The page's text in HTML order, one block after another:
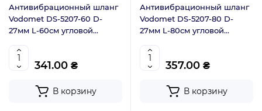
Антивибрационный шланг
Vodomet DS-5207-60 D-
27мм L-60см угловой
341.00 ₴
В корзину
Антивибрационный шланг
Vodomet DS-5207-80 D-
27мм L-80см угловой
357.00 ₴
В корзину